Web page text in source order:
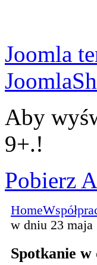
Joomla
Aby
9+.!
Pobierz
Home
w dniu 23 maja
Spotkanie